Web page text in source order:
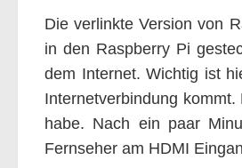
Die verlinkte Version von
in den Raspberry Pi
dem Internet. Wichtig ist
Internetverbindung
habe. Nach ein paar
Fernseher am HDMI